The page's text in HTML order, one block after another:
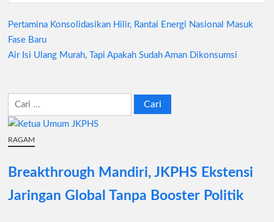
Navigasi
pos
Pertamina Konsolidasikan Hilir, Rantai Energi Nasional Masuk
Fase Baru
Air Isi Ulang Murah, Tapi Apakah Sudah Aman Dikonsumsi
Cari
untuk:
RAGAM
Breakthrough Mandiri, JKPHS Ekstensi
Jaringan Global Tanpa Booster Politik